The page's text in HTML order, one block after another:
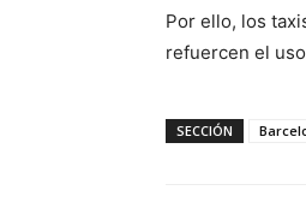
Por ello, los
refuercen el
SECCIÓN